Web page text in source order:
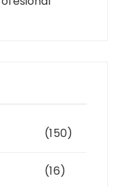
(150)
(16)